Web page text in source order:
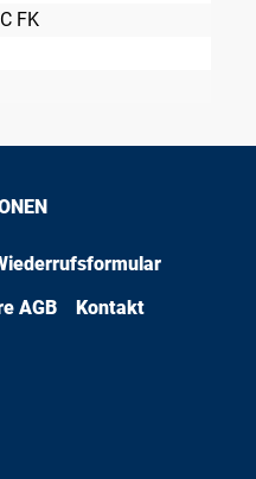
FK
AGB Kontakt